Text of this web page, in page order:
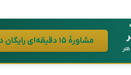
،
مشاورهٔ ۱۵ دقیقه‌ای رایگان در واتساپ